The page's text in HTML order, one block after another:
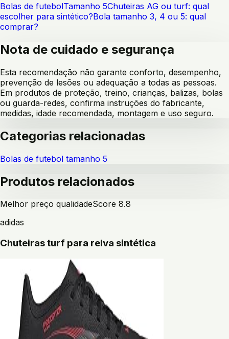
Bolas de futebolTamanho 5Chuteiras AG ou turf: qual
escolher para sintético?Bola tamanho 3, 4 ou 5: qual
comprar?
Nota de cuidado e segurança
Esta recomendação não garante conforto, desempenho,
prevenção de lesões ou adequação a todas as pessoas.
Em produtos de proteção, treino, crianças, balizas, bolas
ou guarda-redes, confirma instruções do fabricante,
medidas, idade recomendada, montagem e uso seguro.
Categorias relacionadas
Bolas de futebol tamanho 5
Produtos relacionados
Melhor preço qualidadeScore 8.8
adidas
Chuteiras turf para relva sintética